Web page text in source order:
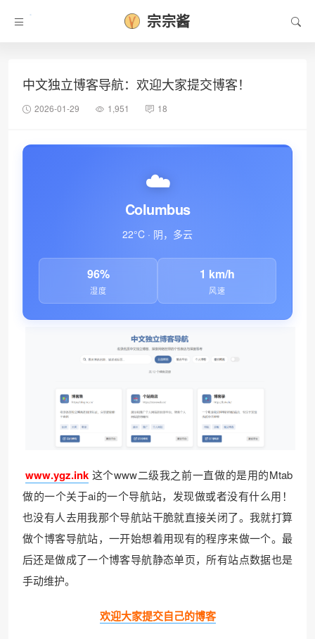
宗宗酱
中文独立博客导航：欢迎大家提交博客！
2026-01-29 1,951 18
☁️
Columbus
22°C · 阴，多云
96%
湿度
1 km/h
风速
www.ygz.ink 这个www二级我之前一直做的是用的Mtab
做的一个关于ai的一个导航站，发现做或者没有什么用！
也没有人去用我那个导航站干脆就直接关闭了。我就打算
做个博客导航站，一开始想着用现有的程序来做一个。最
后还是做成了一个博客导航静态单页，所有站点数据也是
手动维护。
欢迎大家提交自己的博客